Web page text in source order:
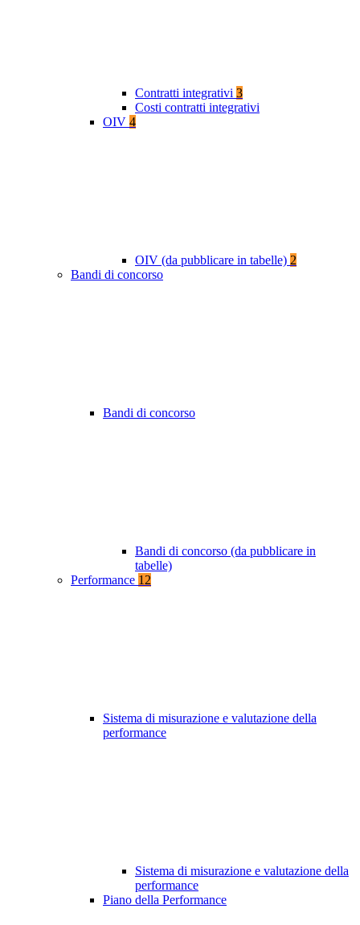
Contratti integrativi 3
Costi contratti integrativi
OIV 4
OIV (da pubblicare in tabelle) 2
Bandi di concorso
Bandi di concorso
Bandi di concorso (da pubblicare in
tabelle)
Performance 12
Sistema di misurazione e valutazione della
performance
Sistema di misurazione e valutazione della
performance
Piano della Performance